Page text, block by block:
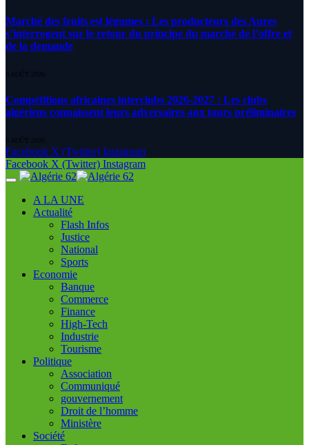
Marché des fruits est légumes : Les producteurs des Aures
s’interrogent sur le retour du principe du marché de l’offre et
de la demande
6 AOÛT 2026
Compétitions africaines interclubs 2026-2027 : Les clubs
algériens connaissent leurs adversaires aux tours préliminaires
6 AOÛT 2026
Facebook X (Twitter) Instagram
Facebook X (Twitter) Instagram
A LA UNE
Actualité
Flash Infos
Justice
National
Sports
Economie
Banque
Commerce
Finance
High-Tech
Industrie
Tourisme
Politique
Association
Communiqué
gouvernement
Droit de l’homme
Ministère
Société